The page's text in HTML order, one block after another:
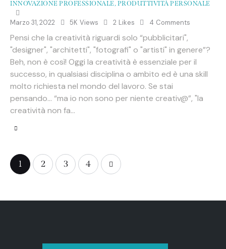
INNOVAZIONE PROFESSIONALE , PRODUTTIVITÀ PERSONALE
Marzo 31, 2022 5K Views 2 Likes 4 Comments
Pensi che la creatività riguardi solo “pubblicitari",
"designer", "architetti", "fotografi" o "artisti" in genere”?
Beh, non è così! Oggi la creatività è essenziale per il
successo, in qualsiasi disciplina o ambito ed è una skill
molto richiesta nel mondo del lavoro. Se stai
pensando… “ma io non sono per niente creativ@”, "la
creatività non fa…
Paginazione
degli
Page
1 Page
2 Page
3 Page
4